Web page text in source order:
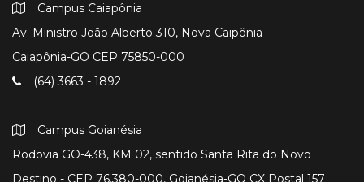
Campus Caiapônia
Av. Ministro João Alberto 310, Nova Caipônia
Caiapônia-GO CEP 75850-000
(64) 3663 - 1892
Campus Goianésia
Rodovia GO-438, KM 02, sentido Santa Rita do Novo
Destino - CEP 76.380-000, Goianésia-GO CX Postal 157